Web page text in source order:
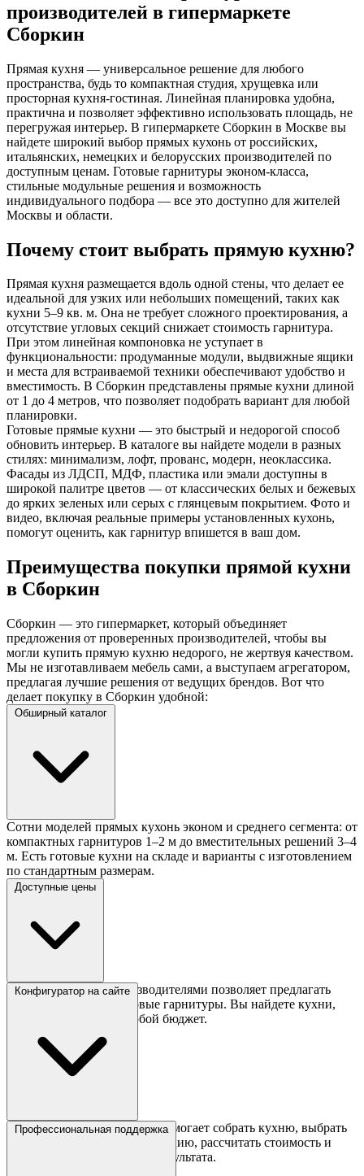
производителей в гипермаркете
Сборкин
Прямая кухня — универсальное решение для любого
пространства, будь то компактная студия, хрущевка или
просторная кухня-гостиная. Линейная планировка удобна,
практична и позволяет эффективно использовать площадь, не
перегружая интерьер. В гипермаркете Сборкин в Москве вы
найдете широкий выбор прямых кухонь от российских,
итальянских, немецких и белорусских производителей по
доступным ценам. Готовые гарнитуры эконом-класса,
стильные модульные решения и возможность
индивидуального подбора — все это доступно для жителей
Москвы и области.
Почему стоит выбрать прямую кухню?
Прямая кухня размещается вдоль одной стены, что делает ее
идеальной для узких или небольших помещений, таких как
кухни 5–9 кв. м. Она не требует сложного проектирования, а
отсутствие угловых секций снижает стоимость гарнитура.
При этом линейная компоновка не уступает в
функциональности: продуманные модули, выдвижные ящики
и места для встраиваемой техники обеспечивают удобство и
вместимость. В Сборкин представлены прямые кухни длиной
от 1 до 4 метров, что позволяет подобрать вариант для любой
планировки.
Готовые прямые кухни — это быстрый и недорогой способ
обновить интерьер. В каталоге вы найдете модели в разных
стилях: минимализм, лофт, прованс, модерн, неоклассика.
Фасады из ЛДСП, МДФ, пластика или эмали доступны в
широкой палитре цветов — от классических белых и бежевых
до ярких зеленых или серых с глянцевым покрытием. Фото и
видео, включая реальные примеры установленных кухонь,
помогут оценить, как гарнитур впишется в ваш дом.
Преимущества покупки прямой кухни
в Сборкин
Сборкин — это гипермаркет, который объединяет
предложения от проверенных производителей, чтобы вы
могли купить прямую кухню недорого, не жертвуя качеством.
Мы не изготавливаем мебель сами, а выступаем агрегатором,
предлагая лучшие решения от ведущих брендов. Вот что
делает покупку в Сборкин удобной:
Обширный каталог
Сотни моделей прямых кухонь эконом и среднего сегмента: от
компактных гарнитуров 1–2 м до вместительных решений 3–4
м. Есть готовые кухни на складе и варианты с изготовлением
по стандартным размерам.
Доступные цены
Сотрудничество с производителями позволяет предлагать
выгодные цены на готовые гарнитуры. Вы найдете кухни,
которые впишутся в любой бюджет.
Конфигуратор на сайте
Интуитивный инструмент помогает собрать кухню, выбрать
материалы, цвет и комплектацию, рассчитать стоимость и
посмотреть визуализацию результата.
Профессиональная поддержка